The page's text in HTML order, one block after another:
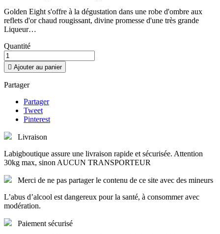
Golden Eight s'offre à la dégustation dans une robe d'ombre aux
reflets d'or chaud rougissant, divine promesse d'une très grande
Liqueur…
Quantité
 Ajouter au panier
Partager
Partager
Tweet
Pinterest
Livraison
Labigboutique assure une livraison rapide et sécurisée. Attention
30kg max, sinon AUCUN TRANSPORTEUR
Merci de ne pas partager le contenu de ce site avec des mineurs
L’abus d’alcool est dangereux pour la santé, à consommer avec
modération.
Paiement sécurisé